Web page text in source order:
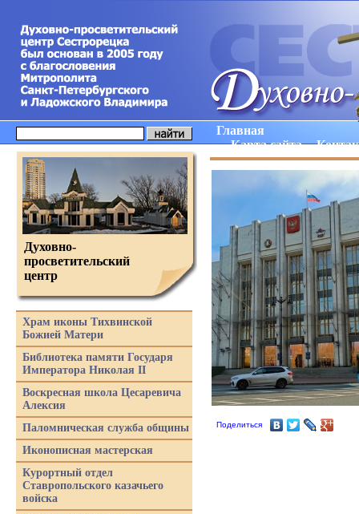
Главная
Карта сайта
Поделиться
Духовно-
просветительский
центр
Храм иконы Тихвинской
Божией Матери
Библиотека памяти Государя
Императора Николая II
Воскресная школа Цесаревича
Алексия
Паломническая служба общины
Иконописная мастерская
Курортный отдел
Ставропольского казачьего
войска